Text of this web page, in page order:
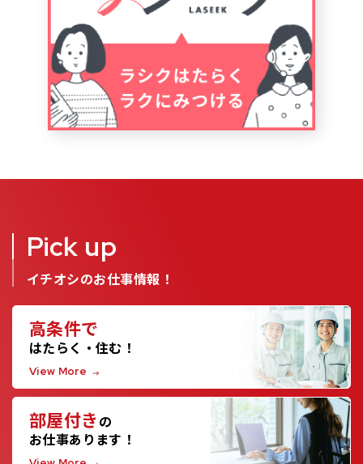
Pick up
イチオシのお仕事情報！
高条件で
はたらく・住む！
View More
部屋付き の
お仕事あります！